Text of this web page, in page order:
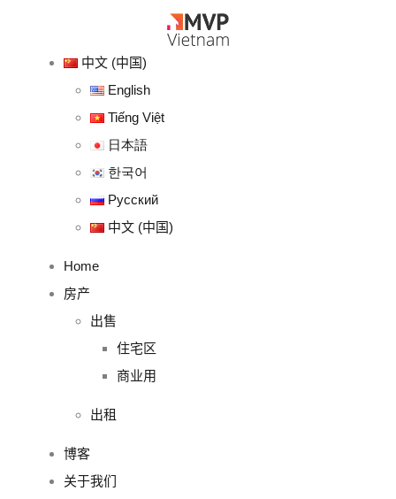
中文 (中国)
English
Tiếng Việt
日本語
한국어
Русский
中文 (中国)
Home
房产
出售
住宅区
商业用
出租
博客
关于我们